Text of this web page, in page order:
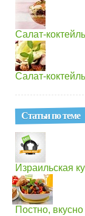
Салат-
Салат-
Статьи по теме
Израильская
Постно,